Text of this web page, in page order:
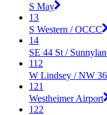
S May
13
S Western / OCCC
14
SE 44 St /
112
W Lindsey / NW 36
121
Westheimer Airport
122